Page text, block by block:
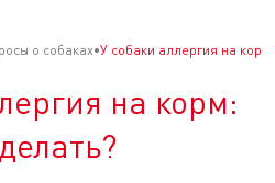
о собаках У собаки аллергия на корм:
на корм: